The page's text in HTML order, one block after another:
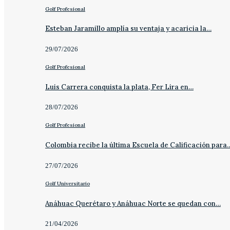
Golf Profesional
Esteban Jaramillo amplía su ventaja y acaricia la…
29/07/2026
Golf Profesional
Luis Carrera conquista la plata, Fer Lira en…
28/07/2026
Golf Profesional
Colombia recibe la última Escuela de Calificación
27/07/2026
Golf Universitario
Anáhuac Querétaro y Anáhuac Norte se quedan con…
21/04/2026